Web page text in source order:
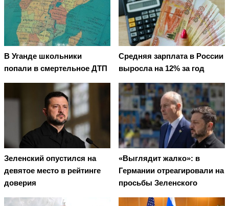
В Уганде школьники
попали в смертельное ДТП
Средняя зарплата в России
выросла на 12% за год
Зеленский опустился на
девятое место в рейтинге
доверия
«Выглядит жалко»: в
Германии отреагировали на
просьбы Зеленского